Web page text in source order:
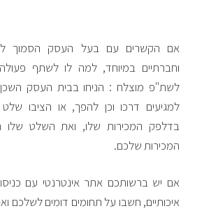
אם הקשרים עם בעל העסק הסמוך
וחברתיים במיוחד, למה לו לשתף
לשת"פ מוצלח : הניחו בבית העסק
למגיעים דרכו וכן להפך, או הציבו שלט
בדלפק המכירות שלו, ואת השלט שלו
המכירות שלכם.
אם יש ברשותכם אתר אינטרנטי עם
איכותיים, חשבו על תחומים דומים לשלכם